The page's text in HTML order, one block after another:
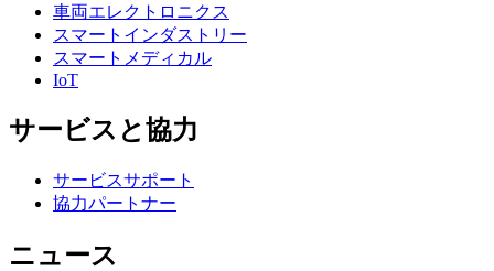
車両エレクトロニクス
スマートインダストリー
スマートメディカル
IoT
サービスと協力
サービスサポート
協力パートナー
ニュース